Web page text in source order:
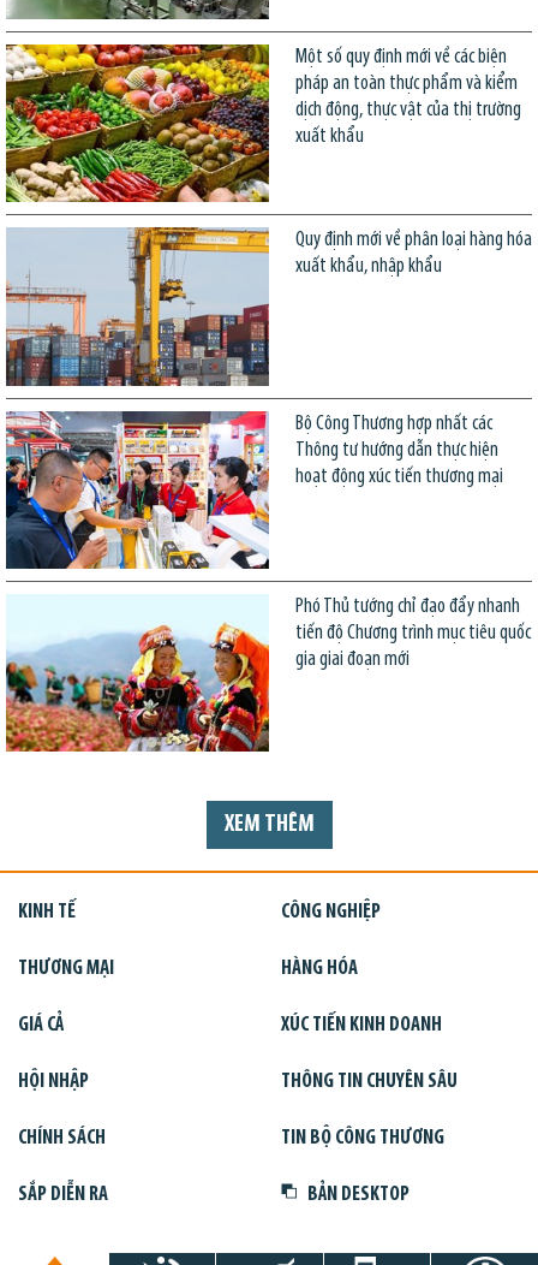
Một số quy định mới về các biện
pháp an toàn thực phẩm và kiểm
dịch động, thực vật của thị trường
xuất khẩu
Quy định mới về phân loại hàng hóa
xuất khẩu, nhập khẩu
Bộ Công Thương hợp nhất các
Thông tư hướng dẫn thực hiện
hoạt động xúc tiến thương mại
Phó Thủ tướng chỉ đạo đẩy nhanh
tiến độ Chương trình mục tiêu quốc
gia giai đoạn mới
XEM THÊM
KINH TẾ CÔNG NGHIỆP
THƯƠNG MẠI HÀNG HÓA
GIÁ CẢ XÚC TIẾN KINH DOANH
HỘI NHẬP THÔNG TIN CHUYÊN SÂU
CHÍNH SÁCH TIN BỘ CÔNG THƯƠNG
SẮP DIỄN RA BẢN DESKTOP